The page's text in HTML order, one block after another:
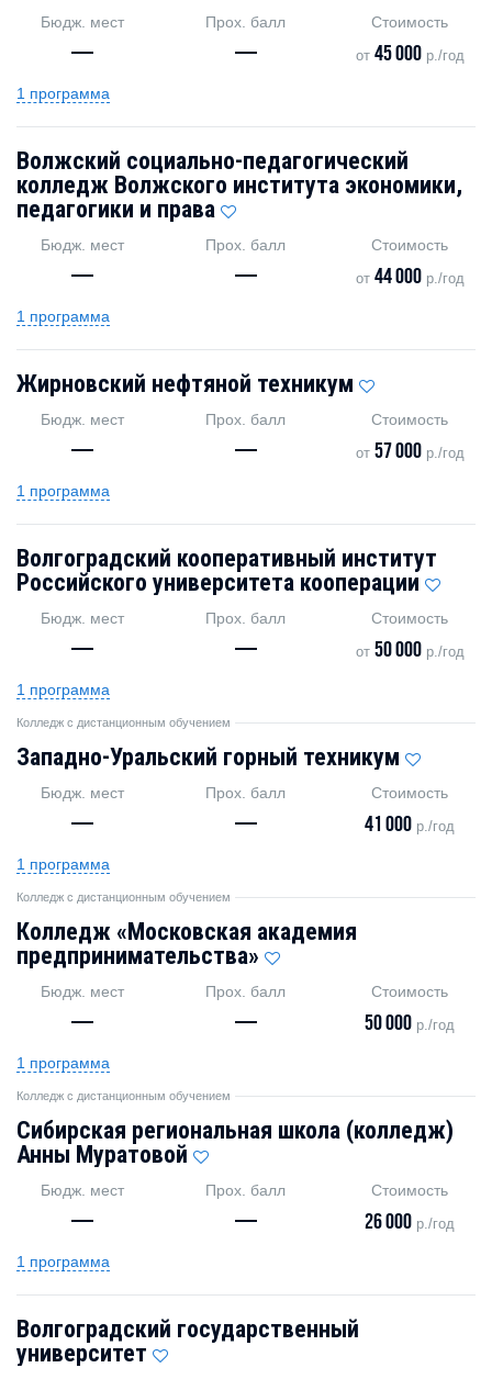
Бюдж. мест
—
Прох. балл
—
Стоимость
от 45 000р./год
1 программа
Волжский социально-педагогический
колледж Волжского института экономики,
педагогики и права
Бюдж. мест
—
Прох. балл
—
Стоимость
от 44 000р./год
1 программа
Жирновский нефтяной техникум
Бюдж. мест
—
Прох. балл
—
Стоимость
от 57 000р./год
1 программа
Волгоградский кооперативный институт
Российского университета кооперации
Бюдж. мест
—
Прох. балл
—
Стоимость
от 50 000р./год
1 программа
Колледж с дистанционным обучением
Западно-Уральский горный техникум
Бюдж. мест
—
Прох. балл
—
Стоимость
41 000 р./год
1 программа
Колледж с дистанционным обучением
Колледж «Московская академия
предпринимательства»
Бюдж. мест
—
Прох. балл
—
Стоимость
50 000 р./год
1 программа
Колледж с дистанционным обучением
Сибирская региональная школа (колледж)
Анны Муратовой
Бюдж. мест
—
Прох. балл
—
Стоимость
26 000 р./год
1 программа
Волгоградский государственный
университет